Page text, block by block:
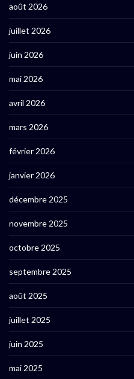
août 2026
juillet 2026
juin 2026
mai 2026
avril 2026
mars 2026
février 2026
janvier 2026
décembre 2025
novembre 2025
octobre 2025
septembre 2025
août 2025
juillet 2025
juin 2025
mai 2025